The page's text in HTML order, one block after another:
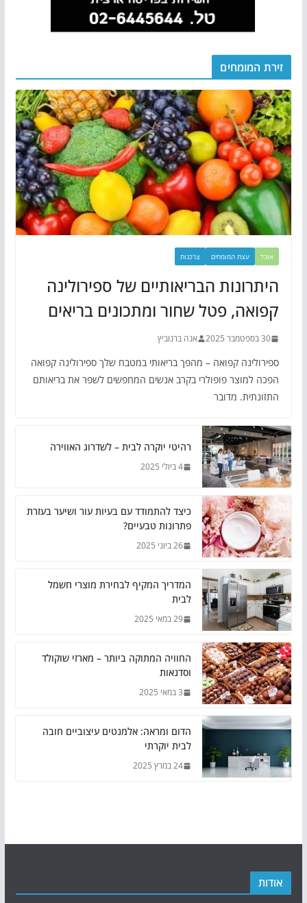
זירת המומחים
אוכל עצת המומחים צרכנות
היתרונות הבריאותיים של ספירולינה
קפואה, פטל שחור ומתכונים בריאים
30 בספטמבר 2025 אנה ברנוביץ
ספירולינה קפואה – מהפך בריאותי במטבח שלך ספירולינה קפואה
הפכה למוצר פופולרי בקרב אנשים המחפשים לשפר את בריאותם
התזונתית. מדובר
רהיטי יוקרה לבית – לשדרוג האווירה
4 ביולי 2025
כיצד להתמודד עם בעיות עור ושיער בעזרת
פתרונות טבעיים?
26 ביוני 2025
המדריך המקיף לבחירת מוצרי חשמל
לבית
29 במאי 2025
החוויה המתוקה ביותר – מארזי שוקולד
וסדנאות
3 במאי 2025
הדום ומראה: אלמנטים עיצוביים חובה
לבית יוקרתי
24 במרץ 2025
אודות